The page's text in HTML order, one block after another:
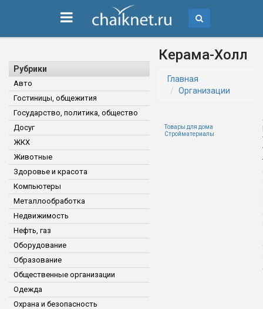
Рубрики
Авто
Гостиницы, общежития
Государство, политика, общество
Досуг
ЖКХ
Животные
Здоровье и красота
Компьютеры
Металлообработка
Недвижимость
Нефть, газ
Оборудование
Образование
Общественные организации
Одежда
Охрана и безопасность
Керама-Холл
Главная
Организации
Товары для дома
Стройматериалы